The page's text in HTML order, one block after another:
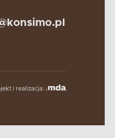
i realizacja: